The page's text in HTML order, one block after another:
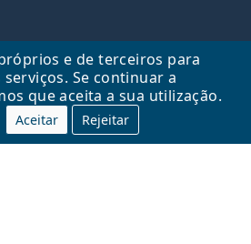
e de terceiros para
Se continuar a
que aceita a sua utilização.
Aceitar Rejeitar
ao início
Cima
e operado por Lentiamo s.r.o., República
Consigo durante 18 anos.